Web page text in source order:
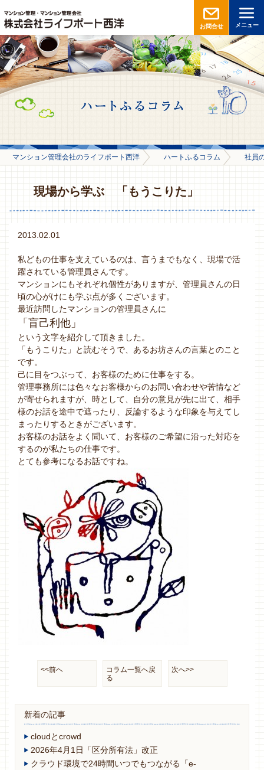
お問合せ メニュー
マンション管理会社のライフポート西洋 ハートふるコラム 社員
現場から学ぶ 「もうこりた」
2013.02.01
私どもの仕事を支えているのは、言うまでもなく、現場で活
躍されている管理員さんです。
マンションにもそれぞれ個性がありますが、管理員さんの日
頃の心がけにも学ぶ点が多くございます。
最近訪問したマンションの管理員さんに
「盲己利他」
という文字を紹介して頂きました。
「もうこりた」と読むそうで、あるお坊さんの言葉とのこと
です。
己に目をつぶって、お客様のために仕事をする。
管理事務所には色々なお客様からのお問い合わせや苦情など
が寄せられますが、時として、自分の意見が先に出て、相手
様のお話を途中で遮ったり、反論するような印象を与えてし
まったりするときがございます。
お客様のお話をよく聞いて、お客様のご希望に沿った対応を
するのが私たちの仕事です。
とても参考になるお話ですね。
<<前へ
コラム一覧へ戻
る
次へ>>
新着の記事
cloudとcrowd
2026年4月1日「区分所有法」改正
クラウド環境で24時間いつでもつながる「e-